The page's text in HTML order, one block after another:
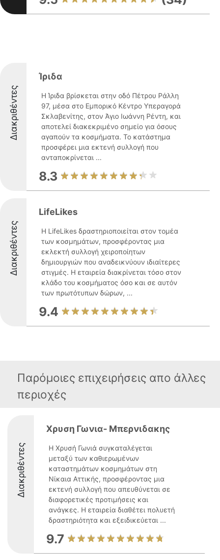
Διακριθέντες
Ίριδα
Η Ίριδα βρίσκεται στην οδό Πέτρου Ράλλη
97, μέσα στο Εμπορικό Κέντρο Υπεραγορά
Σκλαβενίτης, στον Άγιο Ιωάννη Ρέντη, και
αποτελεί διακεκριμένο σημείο για όσους
αγαπούν τα κοσμήματα. Το κατάστημα
προσφέρει μια εκτενή συλλογή που
ανταποκρίνεται ...
8.3
Διακριθέντες
LifeLikes
Η LifeLikes δραστηριοποιείται στον τομέα
των κοσμημάτων, προσφέροντας μια
εκλεκτή συλλογή χειροποίητων
δημιουργιών που αναδεικνύουν ιδιαίτερες
στιγμές. Η εταιρεία διακρίνεται τόσο στον
κλάδο του κοσμήματος όσο και σε αυτόν
των πρωτότυπων δώρων, ...
9.4
Παρόμοιες επιχειρήσεις απο άλλες
περιοχές
Διακριθέντες
Χρυση Γωνια- Μπερνιδακης
Η Χρυσή Γωνιά συγκαταλέγεται
μεταξύ των καθιερωμένων
καταστημάτων κοσμημάτων στη
Νίκαια Αττικής, προσφέροντας μια
εκτενή συλλογή που απευθύνεται σε
διαφορετικές προτιμήσεις και
ανάγκες. Η εταιρεία διαθέτει πολυετή
δραστηριότητα και εξειδικεύεται ...
9.7